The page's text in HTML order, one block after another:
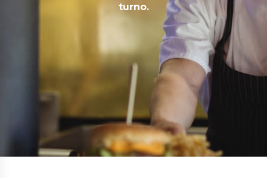
turno.